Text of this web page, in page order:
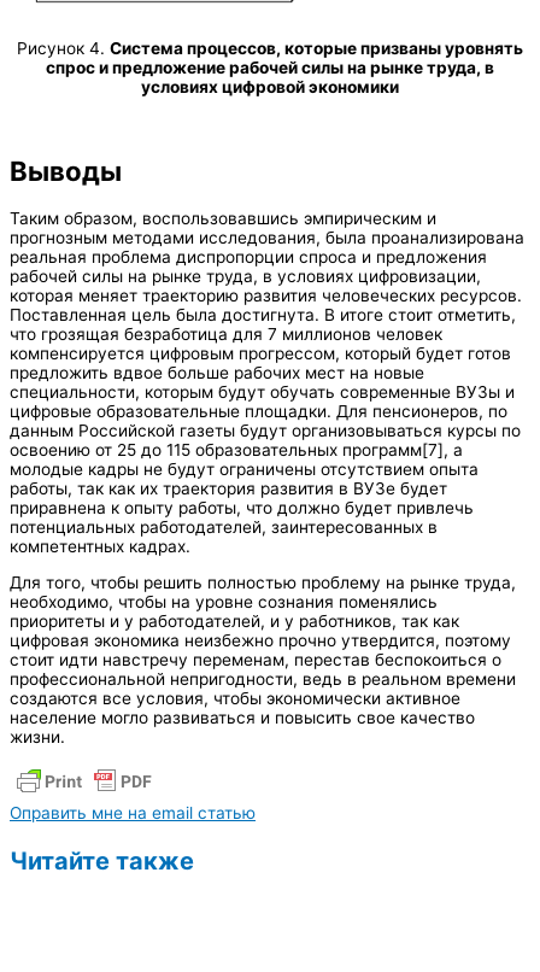
Рисунок 4. Система процессов, которые призваны уровнять
спрос и предложение рабочей силы на рынке труда, в
условиях цифровой экономики
Выводы
Таким образом, воспользовавшись эмпирическим и
прогнозным методами исследования, была проанализирована
реальная проблема диспропорции спроса и предложения
рабочей силы на рынке труда, в условиях цифровизации,
которая меняет траекторию развития человеческих ресурсов.
Поставленная цель была достигнута. В итоге стоит отметить,
что грозящая безработица для 7 миллионов человек
компенсируется цифровым прогрессом, который будет готов
предложить вдвое больше рабочих мест на новые
специальности, которым будут обучать современные ВУЗы и
цифровые образовательные площадки. Для пенсионеров, по
данным Российской газеты будут организовываться курсы по
освоению от 25 до 115 образовательных программ[7], а
молодые кадры не будут ограничены отсутствием опыта
работы, так как их траектория развития в ВУЗе будет
приравнена к опыту работы, что должно будет привлечь
потенциальных работодателей, заинтересованных в
компетентных кадрах.
Для того, чтобы решить полностью проблему на рынке труда,
необходимо, чтобы на уровне сознания поменялись
приоритеты и у работодателей, и у работников, так как
цифровая экономика неизбежно прочно утвердится, поэтому
стоит идти навстречу переменам, перестав беспокоиться о
профессиональной непригодности, ведь в реальном времени
создаются все условия, чтобы экономически активное
население могло развиваться и повысить свое качество
жизни.
Оправить мне на email статью
Читайте также